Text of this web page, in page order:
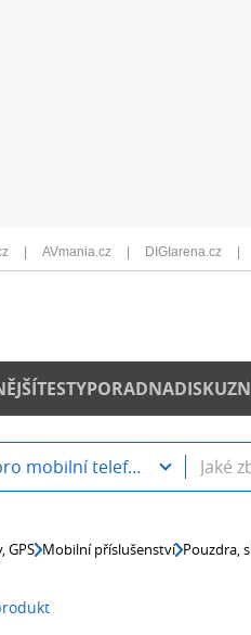
AVmania.cz DIGIarena.cz
TESTYPORADNA
Tvrzená skla pro mobilní telefony
GPS Mobilní příslušenství Pouzdra,